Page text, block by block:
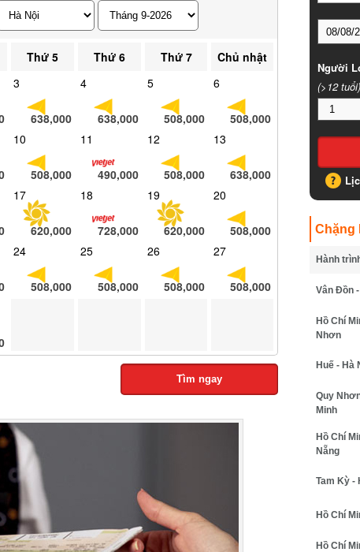
Thứ 5 Thứ 6 Thứ 7
Chủ nhật
3
638,000
4
638,000
5
508,000
6
508,000
10
508,000
11
490,000
12
508,000
13
638,000
17
620,000
18
728,000
19
620,000
20
508,000
24
508,000
25
508,000
26
508,000
27
508,000
Tìm ngay
Người
(>12 tuổi)
Chặng
Hành trình*
Vân Đồn -
Hồ Chí
Nhơn
Huế - Hà
Quy Nhơn
Minh
Hồ Chí
Nẵng
Tam Kỳ -
Hồ Chí
Hồ Chí